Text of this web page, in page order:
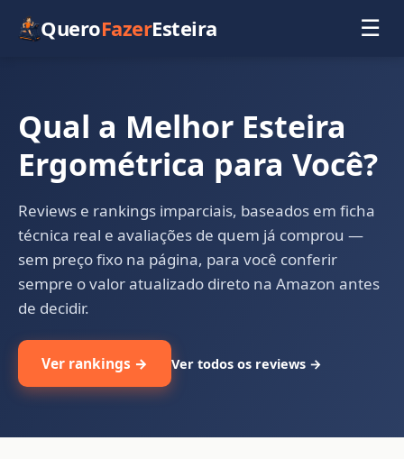
QueroFazerEsteira ☰
Qual a Melhor Esteira
Ergométrica para Você?
Reviews e rankings imparciais, baseados em ficha
técnica real e avaliações de quem já comprou —
sem preço fixo na página, para você conferir
sempre o valor atualizado direto na Amazon antes
de decidir.
Ver rankings → Ver todos os reviews →